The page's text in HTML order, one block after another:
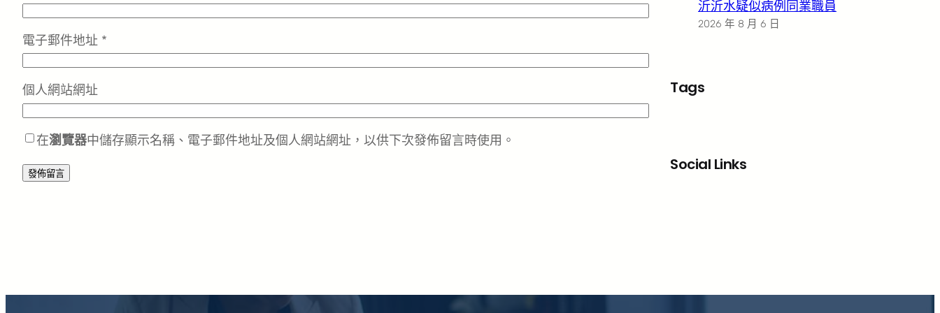
電子郵件地址 *
個人網站網址
在瀏覽器中儲存顯示名稱、電子郵件地址及個人網站網址，以供下次發佈留言時使用。
沂沂水疑似病例同業職員
2026 年 8 月 6 日
Tags
Social Links